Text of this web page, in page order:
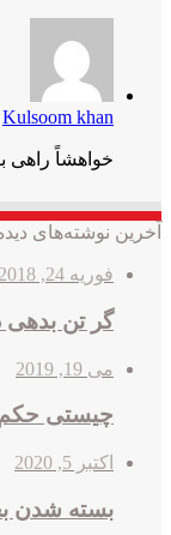
Kulsoom khan
خواھشاً راھی
آخرین نوشته‌های
فوریه 24, 2018
گر تن
می 19, 2019
چیستی حکم
اکتبر 5, 2020
بسته شدن